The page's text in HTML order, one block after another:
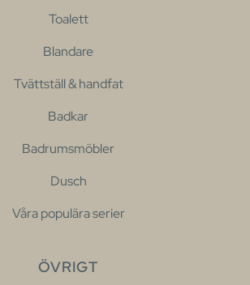
Toalett
Blandare
Tvättställ & handfat
Badkar
Badrumsmöbler
Dusch
Våra populära serier
ÖVRIGT